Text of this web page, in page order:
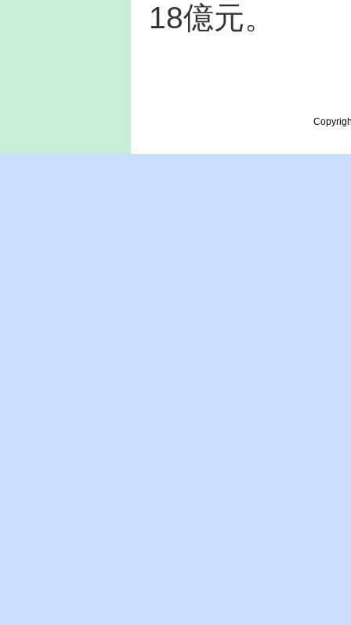
18億元。